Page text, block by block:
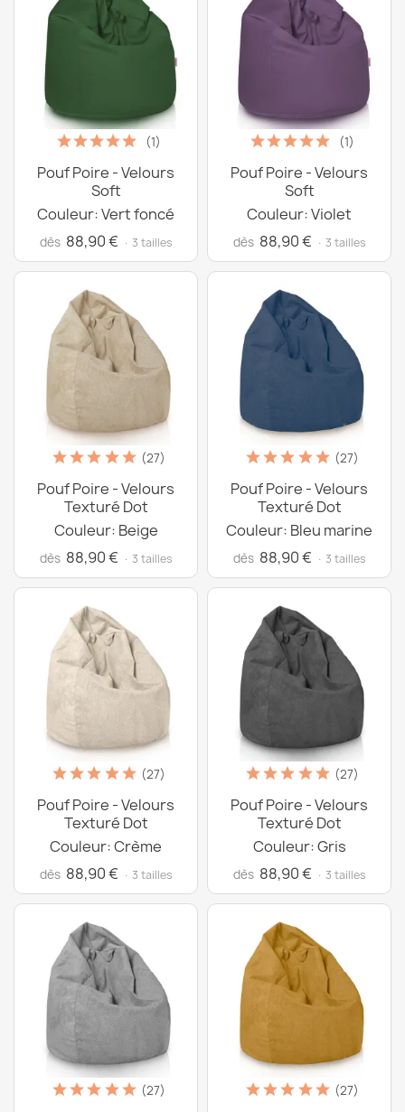
(1)
Pouf Poire - Velours
Soft
Couleur: Vert foncé
dès 88,90 € · 3 tailles
(1)
Pouf Poire - Velours
Soft
Couleur: Violet
dès 88,90 € · 3 tailles
(27)
Pouf Poire - Velours
Texturé Dot
Couleur: Beige
dès 88,90 € · 3 tailles
(27)
Pouf Poire - Velours
Texturé Dot
Couleur: Bleu marine
dès 88,90 € · 3 tailles
(27)
Pouf Poire - Velours
Texturé Dot
Couleur: Crème
dès 88,90 € · 3 tailles
(27)
Pouf Poire - Velours
Texturé Dot
Couleur: Gris
dès 88,90 € · 3 tailles
(27) (27)